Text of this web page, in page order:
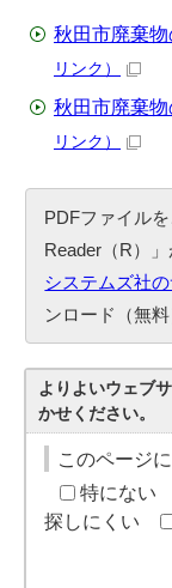
秋田市廃棄
リンク）
秋田市廃棄
リンク）
PDFファイル
Reader（R）
システムズ社
ンロード（無
よりよいウェブ
かせください。
このページ
特にない
探しにくい